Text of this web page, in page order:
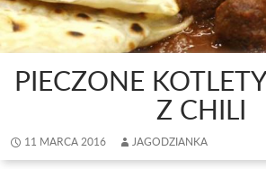
PIECZONE
Z CHILI
11 MARCA 2016 JAGODZIANKA